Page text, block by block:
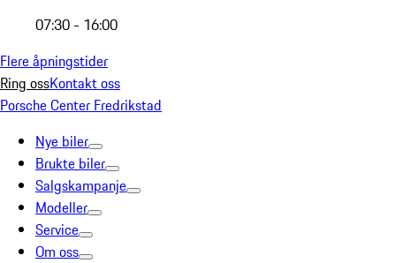
07:30 - 16:00
Flere åpningstider
Ring ossKontakt oss
Porsche Center Fredrikstad
Nye biler
Brukte biler
Salgskampanje
Modeller
Service
Om oss